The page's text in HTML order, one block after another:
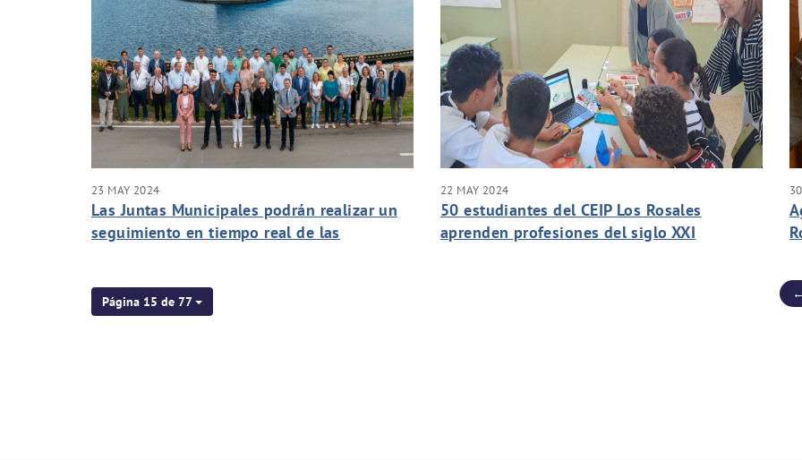
23 MAY 2024
Las Juntas Municipales podrán realizar un
seguimiento en tiempo real de las
22 MAY 2024
50 estudiantes del CEIP Los Rosales
aprenden profesiones del siglo XXI
Página 15 de 77